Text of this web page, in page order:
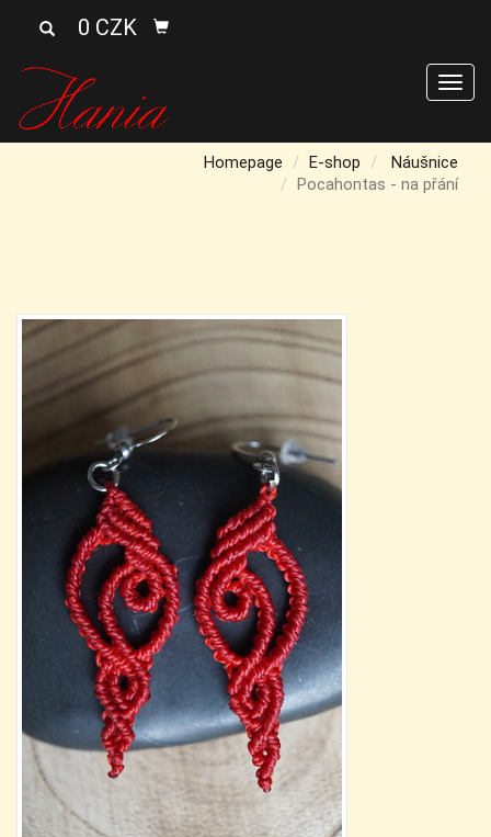
0 CZK
Homepage E-shop
Náušnice
Pocahontas - na přání